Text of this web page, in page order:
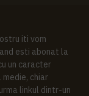
iti vom
esti abonat la
un caracter
chiar
linkul dintr-un